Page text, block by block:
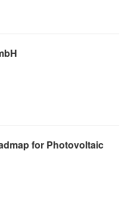
for Photovoltaic